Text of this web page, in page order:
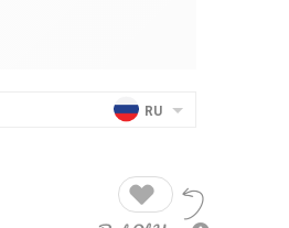
RU